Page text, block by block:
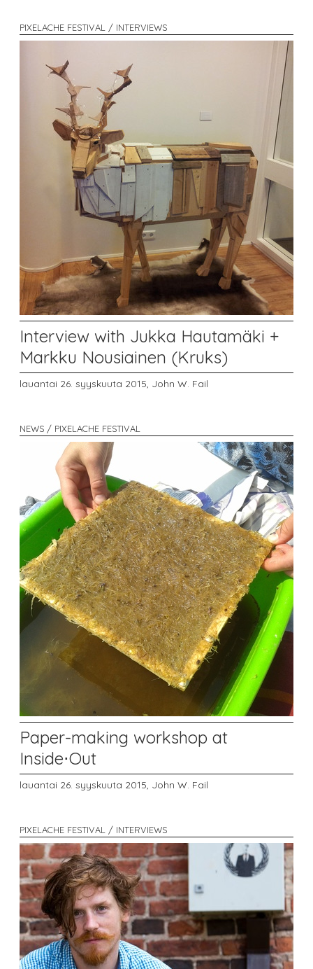
PIXELACHE FESTIVAL / INTERVIEWS
Interview with Jukka Hautamäki +
Markku Nousiainen (Kruks)
lauantai 26. syyskuuta 2015, John W. Fail
NEWS / PIXELACHE FESTIVAL
Paper-making workshop at
Inside⋅Out
lauantai 26. syyskuuta 2015, John W. Fail
PIXELACHE FESTIVAL / INTERVIEWS